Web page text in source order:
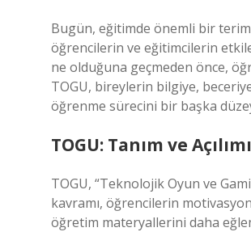
Bugün, eğitimde önemli bir terim
öğrencilerin ve eğitimcilerin
ne olduğuna geçmeden önce,
TOGU, bireylerin bilgiye,
öğrenme sürecini bir başka
TOGU: Tanım ve Açılımı
TOGU, “Teknolojik Oyun ve
kavramı, öğrencilerin
öğretim materyallerini daha